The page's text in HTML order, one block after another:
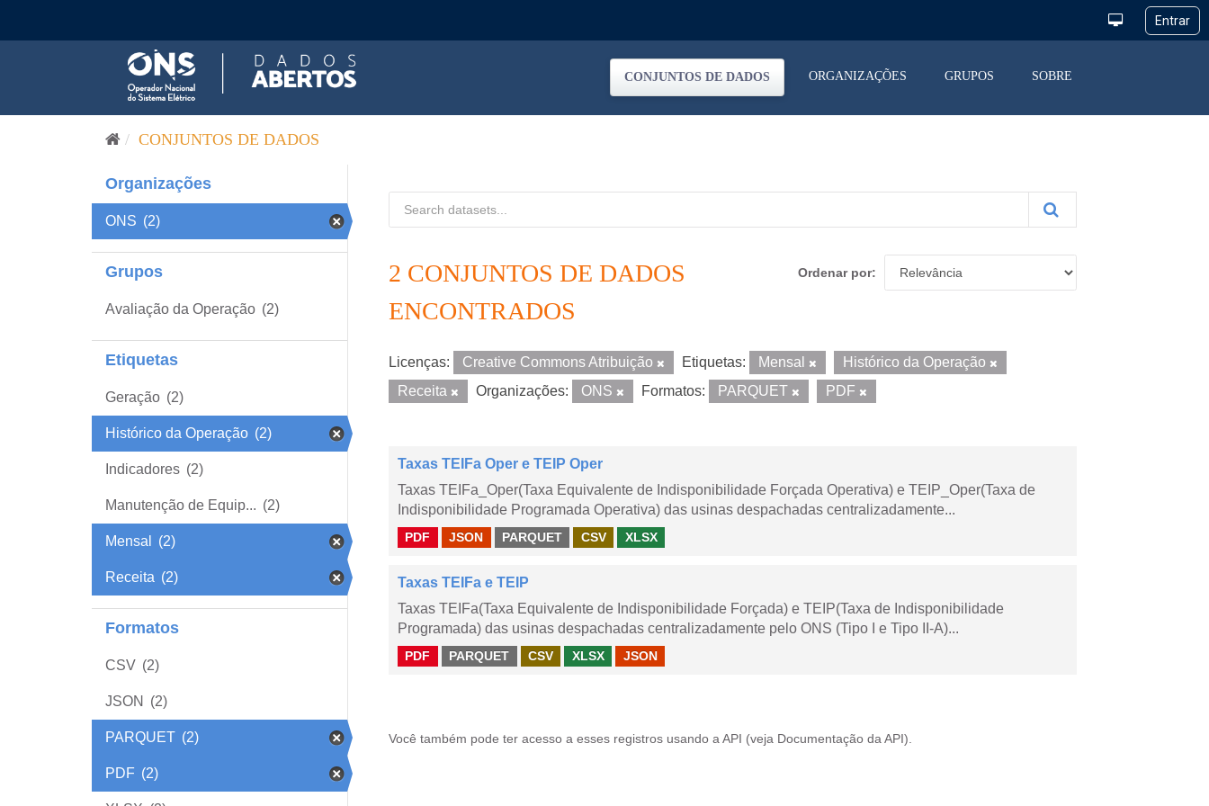
CONJUNTOS DE DADOS ORGANIZAÇÕES GRUPOS SOBRE
CONJUNTOS DE DADOS
Organizações
ONS (2)
Grupos
Avaliação da Operação (2)
Etiquetas
Geração (2)
Histórico da Operação (2)
Indicadores (2)
Manutenção de Equip... (2)
Mensal (2)
Receita (2)
Formatos
CSV (2)
JSON (2)
PARQUET (2)
PDF (2)
Ordenar por
2 CONJUNTOS DE DADOS
ENCONTRADOS
Licenças: Creative Commons Atribuição Etiquetas: Mensal
Histórico da Operação
Receita
Organizações: ONS Formatos: PARQUET PDF
Taxas TEIFa Oper e TEIP Oper
Taxas TEIFa_Oper(Taxa Equivalente de Indisponibilidade Forçada Operativa) e TEIP_Oper(Taxa de
Indisponibilidade Programada Operativa) das usinas despachadas centralizadamente...
PDF JSON PARQUET CSV XLSX
Taxas TEIFa e TEIP
Taxas TEIFa(Taxa Equivalente de Indisponibilidade Forçada) e TEIP(Taxa de Indisponibilidade
Programada) das usinas despachadas centralizadamente pelo ONS (Tipo I e Tipo II-A)...
PDF PARQUET CSV XLSX JSON
Você também pode ter acesso a esses registros usando a API (veja Documentação da API ).